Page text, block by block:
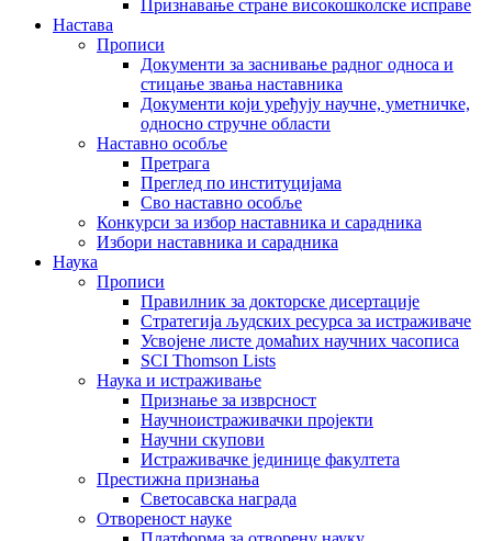
Признавање стране високошколске исправе
Настава
Прописи
Документи за заснивање радног односа и
стицање звања наставника
Документи који уређују научне, уметничке,
односно стручне области
Наставно особље
Претрага
Преглед по институцијама
Сво наставно особље
Конкурси за избор наставника и сарадника
Избори наставника и сарадника
Наука
Прописи
Правилник за докторске дисертације
Стратегија људских ресурса за истраживаче
Усвојене листе домаћих научних часописа
SCI Thomson Lists
Наука и истраживање
Признање за изврсност
Научноистраживачки пројекти
Научни скупови
Истраживачке јединице факултета
Престижна признања
Светосавска награда
Отвореност науке